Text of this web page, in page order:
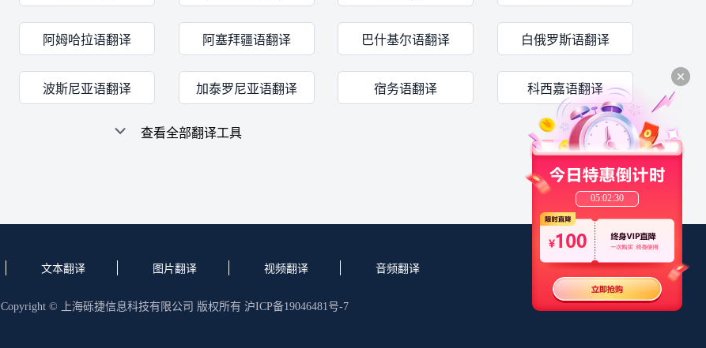
05:02:30
阿姆哈拉语翻译 阿塞拜疆语翻译 巴什基尔语翻译 白俄罗斯语翻译
波斯尼亚语翻译 加泰罗尼亚语翻译 宿务语翻译 科西嘉语翻译
查看全部翻译工具
文本翻译 图片翻译 视频翻译 音频翻译
Copyright © 上海砾捷信息科技有限公司 版权所有 沪ICP备19046481号-7